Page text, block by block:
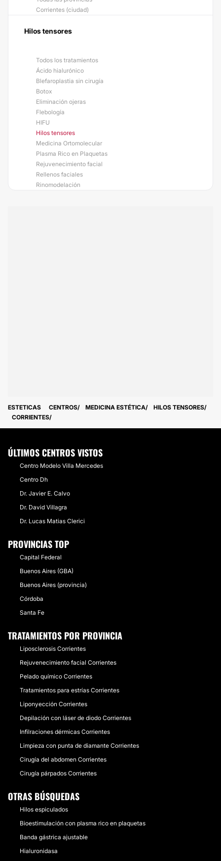
Corrientes (ciudad)
Hilos tensores
Todos los tratamientos
Ácido hialurónico
Blefaroplastia sin cirugía
Botox
Eliminación ojeras
Flebología
HIFU
Hilos tensores
Medicina Ortomolecular
Plasma Rico en Plaquetas
Rejuvenecimiento facial
Rellenos faciales
Rinomodelación
ESTETICAS CENTROS MEDICINA ESTÉTICA
HILOS TENSORES
CORRIENTES
ÚLTIMOS CENTROS VISTOS
Centro Modelo Villa Mercedes
Centro Dh
Dr. Javier E. Calvo
Dr. David Villagra
Dr. Lucas Matias Clerici
PROVINCIAS TOP
Capital Federal
Buenos Aires (GBA)
Buenos Aires (provincia)
Córdoba
Santa Fe
TRATAMIENTOS POR PROVINCIA
Liposclerosis Corrientes
Rejuvenecimiento facial Corrientes
Pelado químico Corrientes
Tratamientos para estrías Corrientes
Liponyección Corrientes
Depilación con láser de diodo Corrientes
Infilraciones dérmicas Corrientes
Limpieza con punta de diamante Corrientes
Cirugía del abdomen Corrientes
Cirugía párpados Corrientes
OTRAS BÚSQUEDAS
Hilos espiculados
Bioestimulación con plasma rico en plaquetas
Banda gástrica ajustable
Hialuronidasa